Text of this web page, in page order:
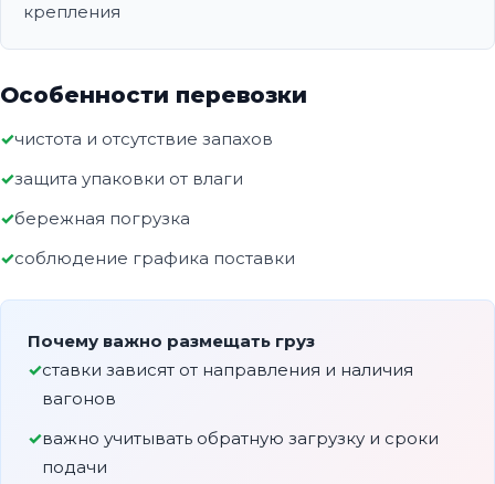
крепления
Особенности перевозки
чистота и отсутствие запахов
защита упаковки от влаги
бережная погрузка
соблюдение графика поставки
Почему важно размещать груз
ставки зависят от направления и наличия
вагонов
важно учитывать обратную загрузку и сроки
подачи